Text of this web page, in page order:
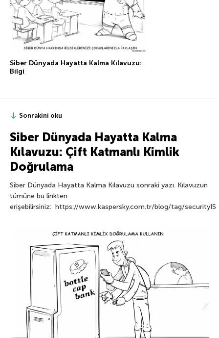
Siber Dünyada Hayatta Kalma Kılavuzu:
Bilgi
Sonrakini oku
Siber Dünyada Hayatta Kalma
Kılavuzu: Çift Katmanlı Kimlik
Doğrulama
Siber Dünyada Hayatta Kalma Kılavuzu sonraki yazı. Kılavuzun
tümüne bu linkten
erişebilirsiniz: https://www.kaspersky.com.tr/blog/tag/securityIS